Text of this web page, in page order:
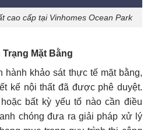
cao cấp tại Vinhomes Ocean Park
Mặt Bằng
khảo sát thực tế mặt bằng,
kế nội thất đã được phê duyệt.
bất kỳ yếu tố nào cần điều
chóng đưa ra giải pháp xử lý